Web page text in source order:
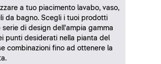
a tuo piacimento lavabo, vaso,
da bagno. Scegli i tuoi prodotti
di design dell'ampia gamma
punti desiderati nella pianta del
combinazioni fino ad ottenere la